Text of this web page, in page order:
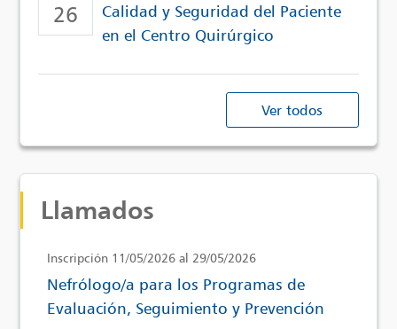
26
Calidad y Seguridad del Paciente
en el Centro Quirúrgico
Ver todos
Llamados
Inscripción 11/05/2026 al 29/05/2026
Nefrólogo/a para los Programas de
Evaluación, Seguimiento y Prevención